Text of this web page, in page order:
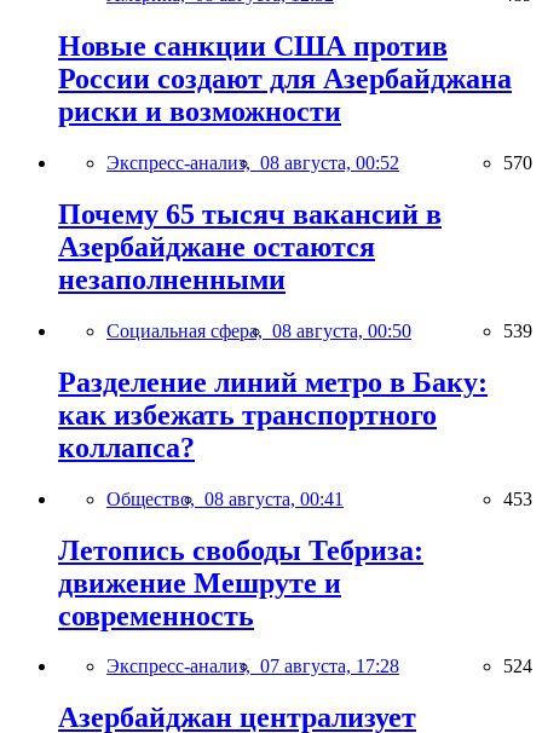
Новые санкции США против
России создают для Азербайджана
риски и возможности
Экспресс-анализ, 08 августа, 00:52 570
Почему 65 тысяч вакансий в
Азербайджане остаются
незаполненными
Социальная сфера, 08 августа, 00:50 539
Разделение линий метро в Баку:
как избежать транспортного
коллапса?
Общество, 08 августа, 00:41 453
Летопись свободы Тебриза:
движение Мешруте и
современность
Экспресс-анализ, 07 августа, 17:28 524
Азербайджан централизует